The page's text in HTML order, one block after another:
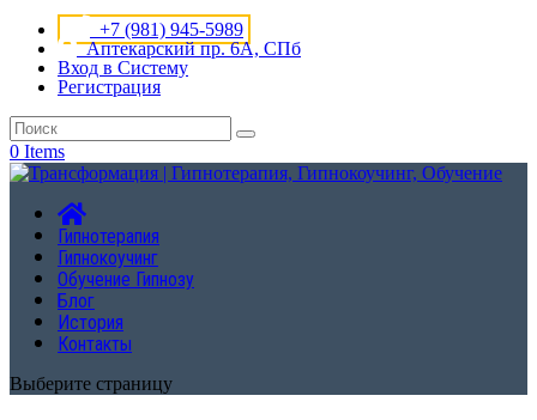
+7 (981) 945-5989
Аптекарский пр. 6А, СПб
Вход в Систему
Регистрация
0 Items
Гипнотерапия
Гипнокоучинг
Обучение Гипнозу
Блог
История
Контакты
Выберите страницу